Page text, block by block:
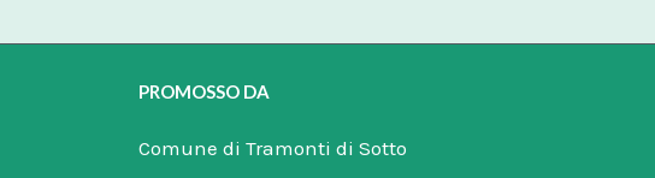
PROMOSSO DA
Comune di Tramonti di Sotto